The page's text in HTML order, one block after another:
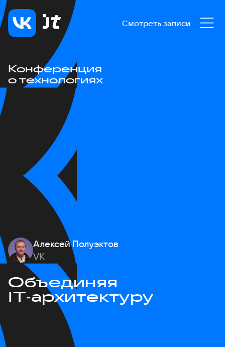
Смотреть записи
Конференция
о технологиях
Алексей Полуэктов
VK
Объединяя
IT‑архитектуру